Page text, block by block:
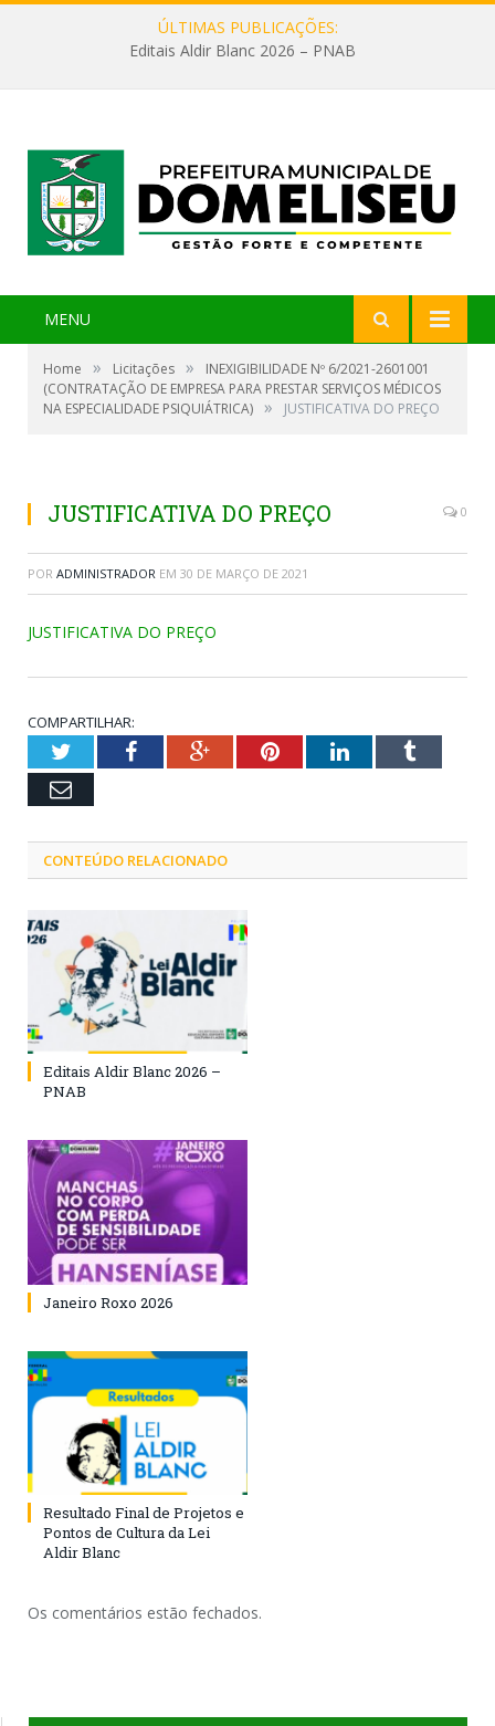
ÚLTIMAS PUBLICAÇÕES:
Editais Aldir Blanc 2026 – PNAB
MENU
Home » Licitações »
INEXIGIBILIDADE Nº 6/2021-2601001
(CONTRATAÇÃO DE EMPRESA PARA PRESTAR SERVIÇOS MÉDICOS
NA ESPECIALIDADE PSIQUIÁTRICA) » JUSTIFICATIVA DO PREÇO
JUSTIFICATIVA DO PREÇO 0
POR ADMINISTRADOR EM 30 DE MARÇO DE 2021
JUSTIFICATIVA DO PREÇO
COMPARTILHAR:
TwitterFacebookGoogle+PinterestLinkedInTumblr
Email
CONTEÚDO RELACIONADO
Editais Aldir Blanc 2026 –
PNAB
Janeiro Roxo 2026
Resultado Final de Projetos e
Pontos de Cultura da Lei
Aldir Blanc
Os comentários estão fechados.